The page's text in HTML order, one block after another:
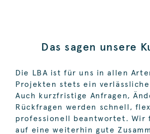
Das sagen unsere
Die LBA ist für uns in allen
Projekten stets ein
Auch kurzfristige Anfragen,
Rückfragen werden schnell,
professionell beantwortet. Wir
auf eine weiterhin gute